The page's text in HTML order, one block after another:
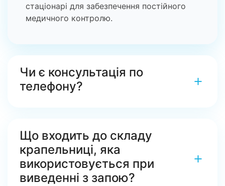
стаціонарі для забезпечення постійного
медичного контролю.
Чи є консультація по
телефону?
+
залишити заявку через форму зворотного
зв’язку. Первинна консультація
безкоштовна і допоможе вам визначитися
з подальшими кроками.
Що входить до складу
крапельниці, яка
використовується при
виведенні з запою?
+